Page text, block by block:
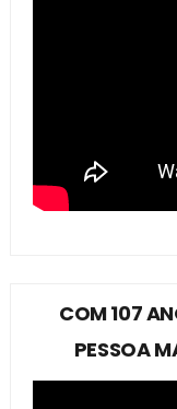
COM 107
PESSOA